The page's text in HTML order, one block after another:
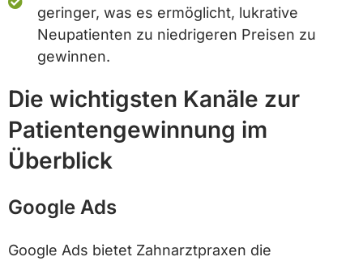
geringer, was es ermöglicht, lukrative
Neupatienten zu niedrigeren Preisen zu
gewinnen.
Die wichtigsten Kanäle zur
Patientengewinnung im
Überblick
Google Ads
Google Ads bietet Zahnarztpraxen die